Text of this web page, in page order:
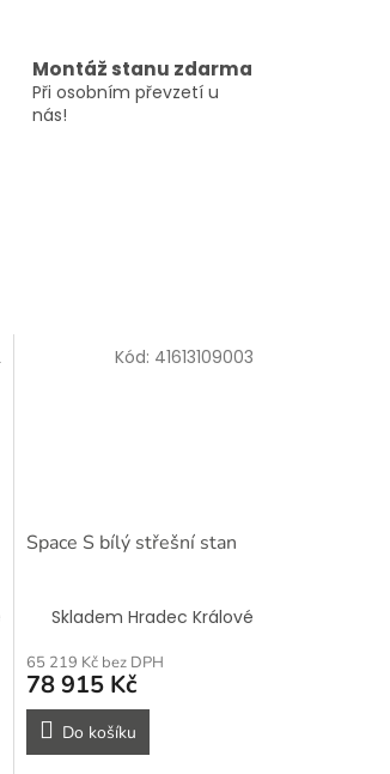
Montáž stanu zdarma
Při osobním převzetí u
nás!
Space S bílý střešní stan
Skladem Hradec Králové
65 219 Kč bez DPH
78 915 Kč
Do košíku
Kód: 41613109003